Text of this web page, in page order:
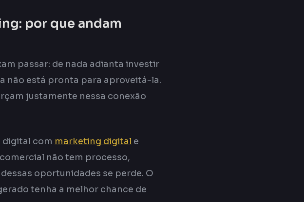
por que andam
passar: de nada adianta investir
não está pronta para aproveitá-la.
justamente nessa conexão
digital com marketing digital e
não tem processo,
oportunidades se perde. O
tenha a melhor chance de